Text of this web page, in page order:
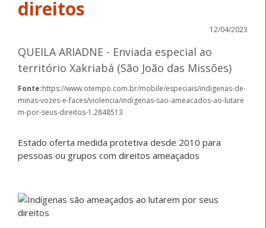
direitos
12/04/2023
QUEILA ARIADNE - Enviada especial ao
território Xakriabá (São João das Missões)
Fonte:https://www.otempo.com.br/mobile/especiais/indigenas-de-
minas-vozes-e-faces/violencia/indigenas-sao-ameacados-ao-lutare
m-por-seus-direitos-1.2848513
Estado oferta medida protetiva desde 2010 para
pessoas ou grupos com direitos ameaçados